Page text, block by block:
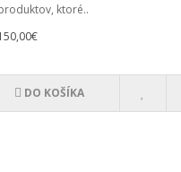
ktoré..
DO KOŠÍKA